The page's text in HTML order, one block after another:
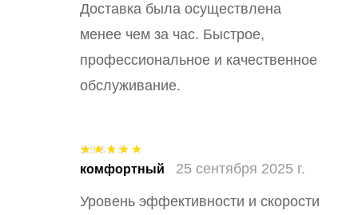
Доставка была осуществлена
менее чем за час. Быстрое,
профессиональное и качественное
обслуживание.
Оценка5из
комфортный 25 сентября 2025 г.
Уровень эффективности и скорости